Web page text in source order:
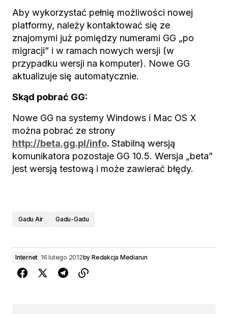
Aby wykorzystać pełnię możliwości nowej
platformy, należy kontaktować się ze
znajomymi już pomiędzy numerami GG „po
migracji” i w ramach nowych wersji (w
przypadku wersji na komputer). Nowe GG
aktualizuje się automatycznie.
Skąd pobrać GG:
Nowe GG na systemy Windows i Mac OS X
można pobrać ze strony
http://beta.gg.pl/info. Stabilną wersją
komunikatora pozostaje GG 10.5. Wersja „beta”
jest wersją testową i może zawierać błędy.
Gadu Air Gadu-Gadu
Internet 16 lutego 2012by Redakcja Mediarun